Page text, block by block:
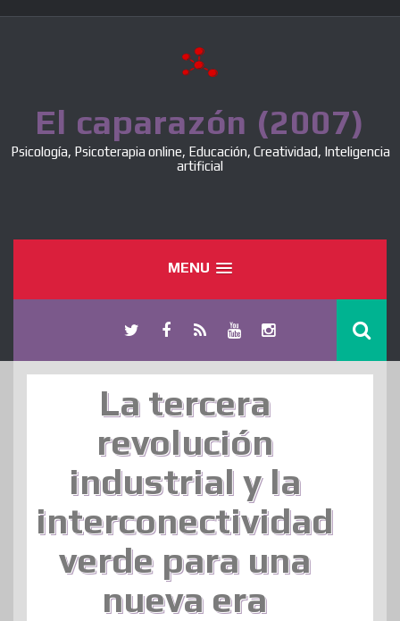
El caparazón (2007)
Psicología, Psicoterapia online, Educación, Creatividad, Inteligencia
artificial
MENU
La tercera
revolución
industrial y la
interconectividad
verde para una
nueva era